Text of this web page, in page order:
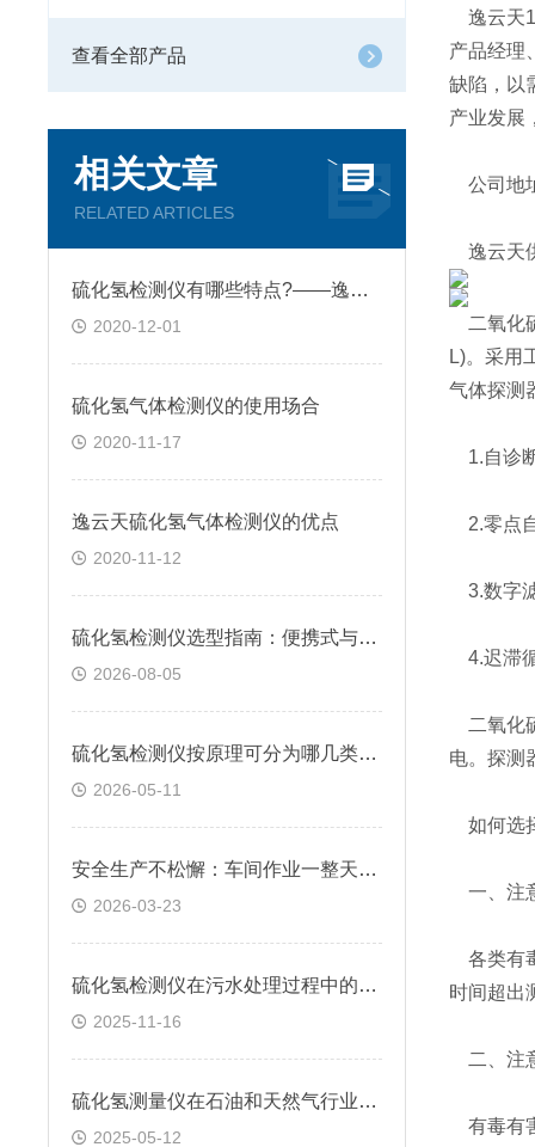
查看全部产品
相关文章
RELATED ARTICLES
硫化氢检测仪有哪些特点?——逸云天分享
2020-12-01
硫化氢气体检测仪的使用场合
2020-11-17
逸云天硫化氢气体检测仪的优点
2020-11-12
硫化氢检测仪选型指南：便携式与固定式怎么选？逸云天自研方案给出答案
2026-08-05
硫化氢检测仪按原理可分为哪几类？快来看看
2026-05-11
安全生产不松懈：车间作业一整天，硫化氢检测仪续航跟得上吗？
2026-03-23
硫化氢检测仪在污水处理过程中的应用
2025-11-16
硫化氢测量仪在石油和天然气行业中的应用
2025-05-12
逸云天
产品经理
缺陷，以
产业发展
公司地
逸云天
二氧化
L)。采用
气体探测
1.自诊
2.零点
3.数字
4.迟滞
二氧化
电。探测
如何选
一、注
各类有
时间超出
二、注
有毒有